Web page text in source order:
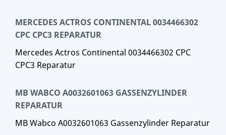
MERCEDES ACTROS CONTINENTAL 0034466302
CPC CPC3 REPARATUR
Mercedes Actros Continental 0034466302 CPC
CPC3 Reparatur
MB WABCO A0032601063 GASSENZYLINDER
REPARATUR
MB Wabco A0032601063 Gassenzylinder Reparatur